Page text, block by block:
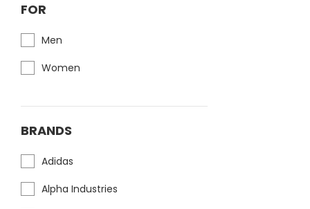
FOR
Men
Women
BRANDS
Adidas
Alpha Industries